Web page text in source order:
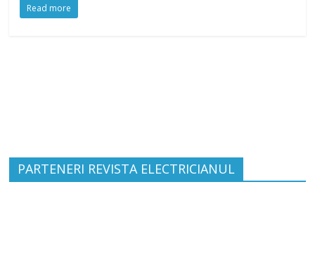
Read more
PARTENERI REVISTA ELECTRICIANUL